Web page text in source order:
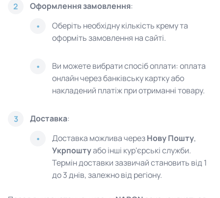
2 Оформлення замовлення:
Оберіть необхідну кількість крему та
оформіть замовлення на сайті.
Ви можете вибрати спосіб оплати: оплата
онлайн через банківську картку або
накладений платіж при отриманні товару.
3 Доставка:
Доставка можлива черезНову Пошту,
Укрпоштуабо інші кур'єрські служби.
Термін доставки зазвичай становить від 1
до 3 днів, залежно від регіону.